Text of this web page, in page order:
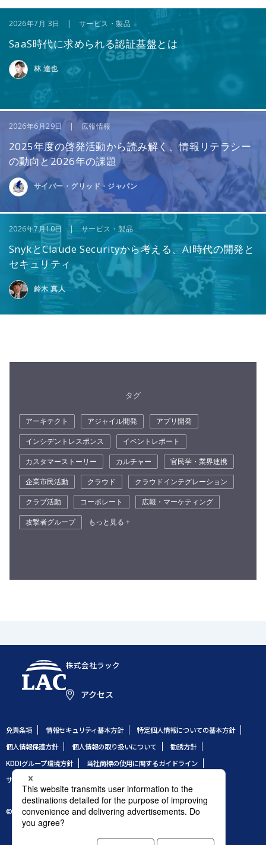
2026年7月 3日 | サービス・製品
SaaS時代に求められる認証基盤とは
林 達也
2026年6月29日 | 広報情報
2025年度の啓発活動から読み解く、情報リテラシー
の動向と2026年の課題
サイバー・グリッド・ジャパン
2026年7月10日 | サービス・製品
SnykとClaude Securityから考える、AI時代の開発と
セキュリティ
鈴木 真人
タグ
アーキテクト アジャイル開発
アプリ開発
インシデントレスポンス
イベントレポート
カスタマーストーリー
カルチャー
官民学・業界連携
企業市民活動
クラウド
クラウドインテグレーション
クラブ活動
コーポレート
広報・マーケティング
攻撃者グループ
もっと見る +
株式会社ラック
アクセス
免責条項 情報セキュリティ基本方針
特定個人情報についての基本方針
個人情報保護方針
個人情報の取り扱いについて
勧誘方針
KDDIグループ環境方針
当社商標の使用に関するガイドライン
サイトのご利用条件
© 1995 LAC Co., Ltd.